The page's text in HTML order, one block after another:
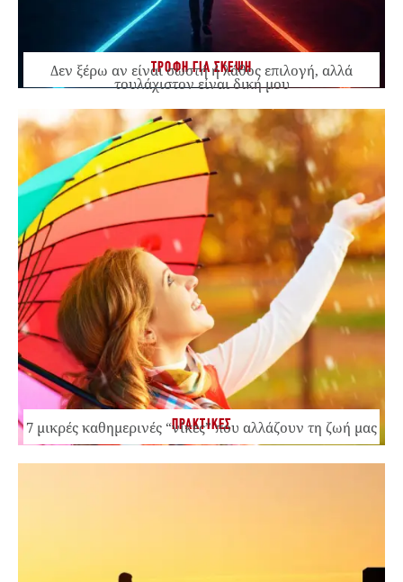
ΤΡΟΦΗ ΓΙΑ ΣΚΕΨΗ
Δεν ξέρω αν είναι σωστή ή λάθος επιλογή, αλλά
τουλάχιστον είναι δική μου
ΠΡΑΚΤΙΚΕΣ
7 μικρές καθημερινές “νίκες” που αλλάζουν τη ζωή μας